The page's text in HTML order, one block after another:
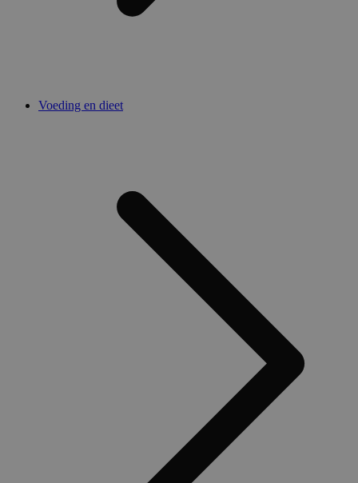
Voeding en dieet